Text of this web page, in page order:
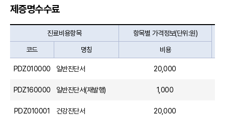
제증명수수료
진료비용항목 항목별 가격정보(단위:원)
코드 명칭 비용
PDZ010000 일반진단서 20,000
PDZ160000 일반진단서(재발행) 1,000
PDZ010001 건강진단서 20,000